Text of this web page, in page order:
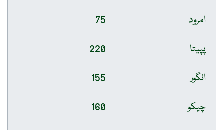
امرود
75
پپیتا
220
انگور
155
چیکو
160